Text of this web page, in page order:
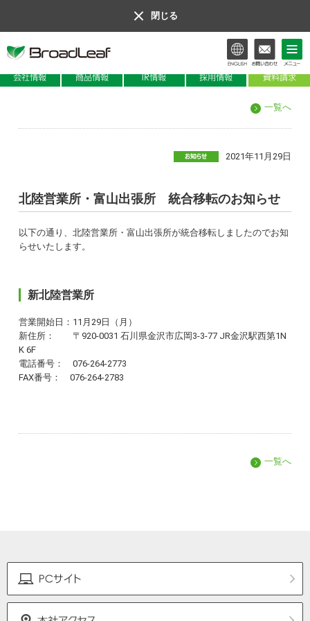
閉じる
IR情報
一覧へ
2021年11月29日
北陸営業所・富山出張所 統合移転のお知らせ
以下の通り、北陸営業所・富山出張所が統合移転しましたのでお知
らせいたします。
新北陸営業所
営業開始日：11月29日（月）
新住所： 〒920-0031 石川県金沢市広岡3-3-77 JR金沢駅西第1N
K 6F
電話番号： 076-264-2773
FAX番号： 076-264-2783
一覧へ